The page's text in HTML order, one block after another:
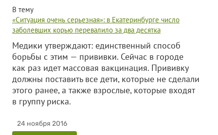
В тему
«Ситуация очень серьезная»: в Екатеринбурге число
заболевших корью перевалило за два десятка
Медики утверждают: единственный способ
борьбы с этим — прививки. Сейчас в городе
как раз идет массовая вакцинация. Прививку
должны поставить все дети, которые не сделали
этого ранее, а также взрослые, которые входят
в группу риска.
24 ноября 2016